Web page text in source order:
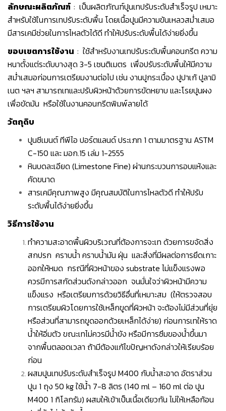
ลักษณะผลิตภัณฑ์ : เป็นผลิตภัณฑ์ปูนเทปรับระดับสำเร็จรูป เหมาะ
สำหรับใช้ในการเทปรับระดับพื้น โดยเนื้อปูนมีความข้นเหลวสม่ำเสมอ
มีสารเคมีช่วยในการไหลตัวได้ดี ทำให้ปรับระดับพื้นได้ง่ายยิ่งขึ้น
ขอบเขตการใช้งาน : ใช้สำหรับงานเทปรับระดับพื้นคอนกรีต ความ
หนาตั้งแต่ระดับบางสุด 3-5 เซนติเมตร เพื่อปรับระดับพื้นให้มีความ
สม่ำเสมอก่อนการเตรียมงานต่อไป เช่น งานปูกระเบื้อง ปูปาเก้ ปูลามิ
เนต ฯลฯ สามารถเทและปรับผิวหน้าด้วยการขัดหยาบ และโรยปูนผง
เพื่อขัดมัน หรือใช้ในงานคอนกรีตพิมพ์ลายได้
วัตถุดิบ
ปูนซีเมนต์ ทีพีไอ ปอร์ตแลนด์ ประเภท 1 ตามมาตรฐาน ASTM
C-150 และ มอก.15 เล่ม 1-2555
หินบดละเอียด (Limestone Fine) ผ่านกระบวนการอบแห้งและ
คัดขนาด
สารเคมีคุณภาพสูง มีคุณสมบัติในการไหลตัวดี ทำให้ปรับ
ระดับพื้นได้ง่ายยิ่งขึ้น
วิธีการใช้งาน
ทำความสะอาดพื้นผิวบริเวณที่ต้องการจะเท ด้วยการขจัดสิ่ง
สกปรก คราบน้ำ คราบน้ำมัน ฝุ่น และสิ่งที่มีผลต่อการยึดเกาะ
ออกให้หมด กรณีที่ผิวหน้าของ substrate ไม่แข็งแรงพอ
ควรมีการสกัดส่วนดังกล่าวออก จนมั่นใจว่าผิวหน้ามีความ
แข็งแรง หรือเตรียมการด้วยวิธีอื่นที่เหมาะสม (ให้ตรวจสอบ
การเตรียมผิวโดยการใช้เหล็กขูดที่ผิวหน้า จะต้องไม่มีส่วนที่ยุ่ย
หรือส่วนที่สามารถขูดออกด้วยเหล็กได้ง่าย) ก่อนการเทให้ราด
น้ำให้อิ่มตัว ขณะเทไม่ควรมีน้ำขัง หรือมีการซึมของน้ำขึ้นมา
จากพื้นตลอดเวลา ถ้ามีต้องแก้ไขปัญหาดังกล่าวให้เรียบร้อย
ก่อน
ผสมปูนเทปรับระดับสำเร็จรูป M400 กับน้ำสะอาด อัตราส่วน
ปูน 1 ถุง 50 kg ใช้น้ำ 7-8 ลิตร (140 ml – 160 ml ต่อ ปูน
M400 1 กิโลกรัม) ผสมให้เข้าเป็นเนื้อเดียวกัน ไม่ให้เหลือก้อน